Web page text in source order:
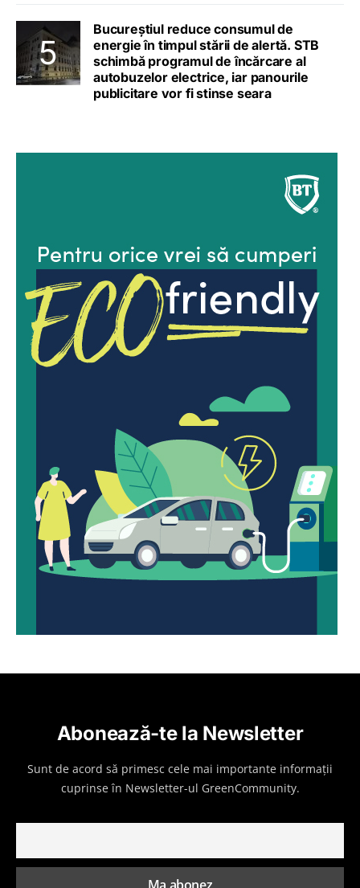
Bucureștiul reduce consumul de
energie în timpul stării de alertă. STB
schimbă programul de încărcare al
autobuzelor electrice, iar panourile
publicitare vor fi stinse seara
Abonează-te la Newsletter
Sunt de acord să primesc cele mai importante informații
cuprinse în Newsletter-ul GreenCommunity.